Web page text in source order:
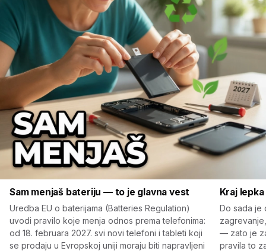
Sam menjaš bateriju — to je glavna vest
Uredba EU o baterijama (Batteries Regulation)
uvodi pravilo koje menja odnos prema telefonima:
od 18. februara 2027. svi novi telefoni i tableti koji
se prodaju u Evropskoj uniji moraju biti napravljeni
Kraj
Do sada je
— zato je
pravila to